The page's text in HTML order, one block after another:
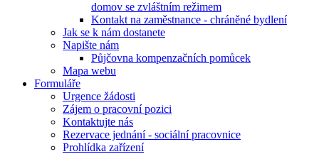
domov se zvláštním režimem
Kontakt na zaměstnance - chráněné bydlení
Jak se k nám dostanete
Napište nám
Půjčovna kompenzačních pomůcek
Mapa webu
Formuláře
Urgence žádosti
Zájem o pracovní pozici
Kontaktujte nás
Rezervace jednání - sociální pracovnice
Prohlídka zařízení